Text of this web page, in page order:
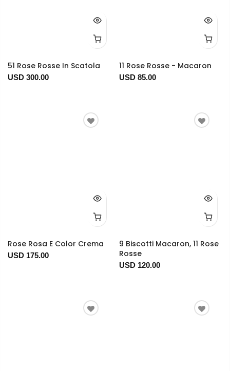
51 Rose Rosse In Scatola
USD 300.00
11 Rose Rosse - Macaron
USD 85.00
Rose Rosa E Color Crema
USD 175.00
9 Biscotti Macaron, 11 Rose
Rosse
USD 120.00